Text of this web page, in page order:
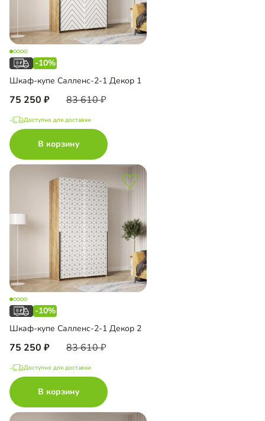
-10%
Шкаф-купе Салленс-2-1 Декор 1
75 250 83 610
Доступно для доставки
В корзину
-10%
Шкаф-купе Салленс-2-1 Декор 2
75 250 83 610
Доступно для доставки
В корзину